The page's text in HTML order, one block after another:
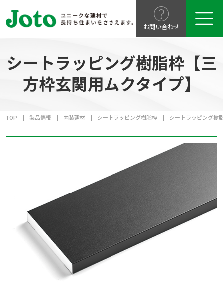
お問い合わせ
シートラッピング樹脂枠【三
方枠玄関用ムクタイプ】
TOP 製品情報 内装建材 シートラッピング樹脂枠 シートラッピング樹